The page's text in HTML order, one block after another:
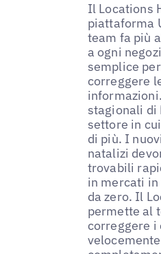
Il Locations
piattaforma
team fa più
a ogni
semplice
correggere
stagionali di
settore in
di più. I
natalizi
trovabili
in mercati
da zero. Il
permette al
correggere i